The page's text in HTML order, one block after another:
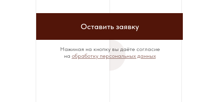
Оставить заявку
Нажимая на кнопку вы даёте согласие
на обработку персональных данных